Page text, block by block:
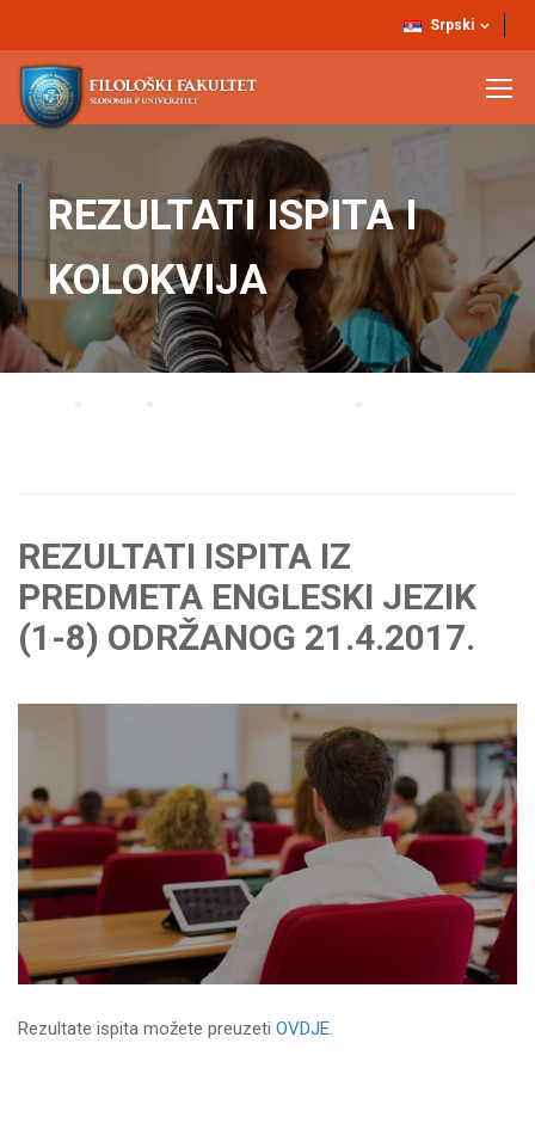
Srpski
REZULTATI ISPITA I
KOLOKVIJA
REZULTATI ISPITA IZ
PREDMETA ENGLESKI JEZIK
(1-8) ODRŽANOG 21.4.2017.
Rezultate ispita možete preuzeti OVDJE.